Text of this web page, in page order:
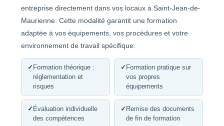
entreprise directement dans vos locaux à Saint-Jean-de-
Maurienne. Cette modalité garantit une formation
adaptée à vos équipements, vos procédures et votre
environnement de travail spécifique.
✓ Formation théorique :
réglementation et
risques
✓ Formation pratique sur
vos propres
équipements
✓ Évaluation individuelle
des compétences
✓ Remise des documents
de fin de formation